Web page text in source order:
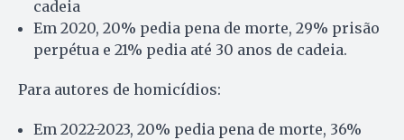
cadeia
Em 2020, 20% pedia pena de morte, 29% prisão
perpétua e 21% pedia até 30 anos de cadeia.
Para autores de homicídios:
Em 2022-2023, 20% pedia pena de morte, 36%